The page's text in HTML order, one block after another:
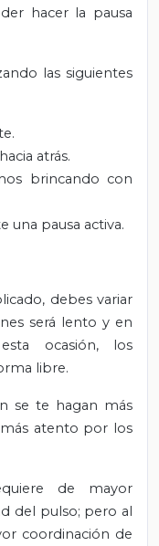
hacer la pausa
las siguientes
atrás.
brincando con
una pausa activa.
debes variar
será lento y en
ocasión, los
libre.
se te hagan más
atento por los
de mayor
del pulso; pero al
coordinación de